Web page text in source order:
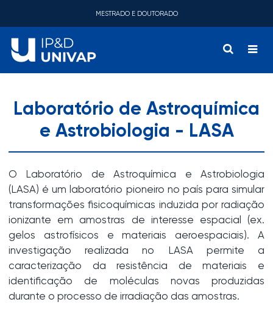
MESTRADO E DOUTORADO
Laboratório de Astroquímica
e Astrobiologia - LASA
O Laboratório de Astroquímica e Astrobiologia
(LASA) é um laboratório pioneiro no país para simular
transformações fisicoquímicas induzida por radiação
ionizante em amostras de interesse espacial (ex.
gelos astrofísicos e materiais aeroespaciais). A
investigação realizada no LASA permite a
caracterização da resistência de materiais e
identificação de moléculas novas produzidas
durante o processo de irradiação das amostras.